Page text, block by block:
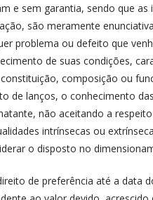
e sem garantia, sendo que
são meramente
problema ou defeito que
de suas condições,
composição ou
de lanços, o conhecimento
não aceitando a
intrínsecas ou
o disposto no
de preferência até a data